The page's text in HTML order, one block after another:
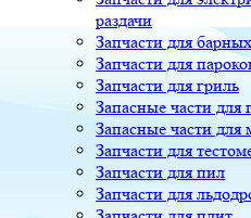
раздачи
Запчасти для
Запчасти для
Запчасти для гриль
Запасные части
Запасные части для
Запчасти для
Запчасти для пил
Запчасти для